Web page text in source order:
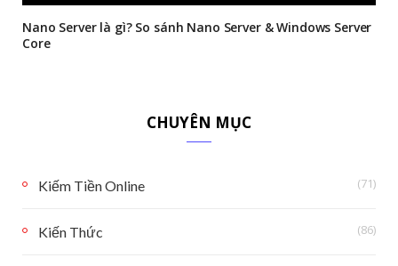
Nano Server là gì? So sánh Nano Server & Windows Server
Core
CHUYÊN MỤC
Kiếm Tiền Online (71)
Kiến Thức (86)